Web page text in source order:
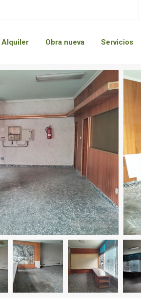
Alquiler Obra nueva Servicios